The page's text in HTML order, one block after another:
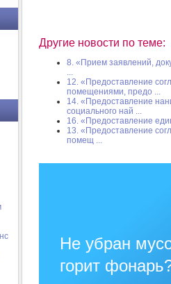
Другие новости по теме:
8. «Прием заявлений,
...
12. «Предоставление
помещениями, предо ...
14. «Предоставление
социального най ...
16. «Предоставление
13. «Предоставление
помещ ...
Не убран
горит